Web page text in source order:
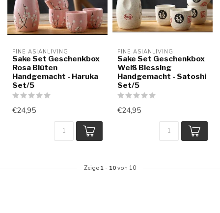
FINE ASIANLIVING
Sake Set Geschenkbox
Rosa Blüten
Handgemacht - Haruka
Set/5
€24,95
FINE ASIANLIVING
Sake Set Geschenkbox
Weiß Blessing
Handgemacht - Satoshi
Set/5
€24,95
Zeige 1 - 10von 10